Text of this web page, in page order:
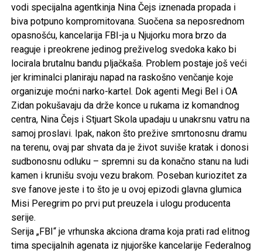
vodi specijalna agentkinja Nina Čejs iznenada propada i
biva potpuno kompromitovana. Suočena sa neposrednom
opasnošću, kancelarija FBI-ja u Njujorku mora brzo da
reaguje i preokrene jedinog preživelog svedoka kako bi
locirala brutalnu bandu pljačkaša. Problem postaje još veći
jer kriminalci planiraju napad na raskošno venčanje koje
organizuje moćni narko-kartel. Dok agenti Megi Bel i OA
Zidan pokušavaju da drže konce u rukama iz komandnog
centra, Nina Čejs i Stjuart Skola upadaju u unakrsnu vatru na
samoj proslavi. Ipak, nakon što prežive smrtonosnu dramu
na terenu, ovaj par shvata da je život suviše kratak i donosi
sudbonosnu odluku – spremni su da konačno stanu na ludi
kamen i krunišu svoju vezu brakom. Poseban kuriozitet za
sve fanove jeste i to što je u ovoj epizodi glavna glumica
Misi Peregrim po prvi put preuzela i ulogu producenta
serije.
Serija „FBI“ je vrhunska akciona drama koja prati rad elitnog
tima specijalnih agenata iz njujorške kancelarije Federalnog